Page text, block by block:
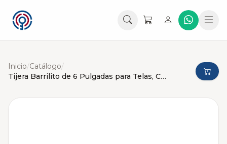
Inicio/Catálogo/
Tijera Barrilito de 6 Pulgadas para Telas, Costura, Sastreria